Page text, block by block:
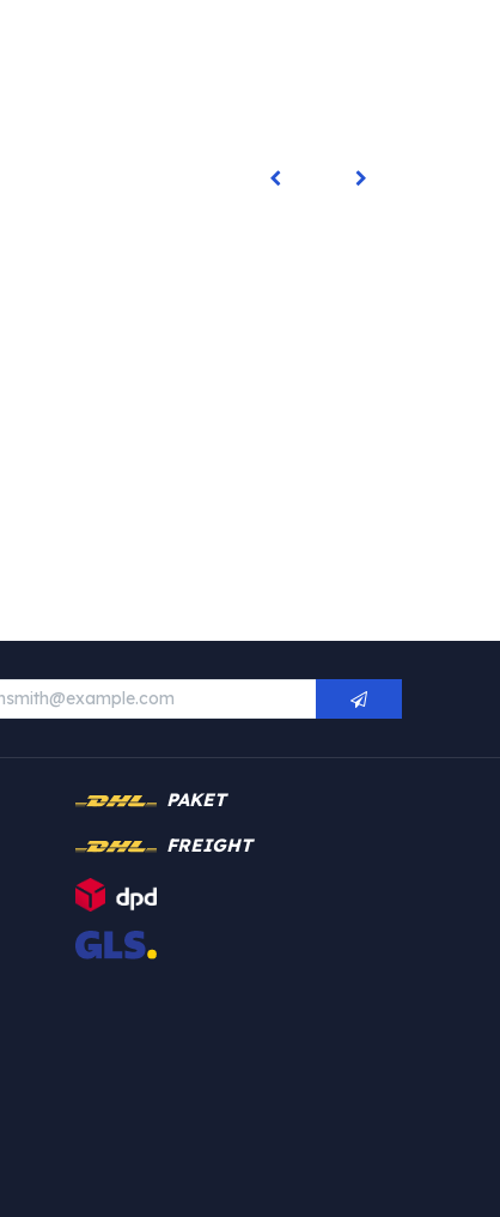
PAKET
FREIGHT